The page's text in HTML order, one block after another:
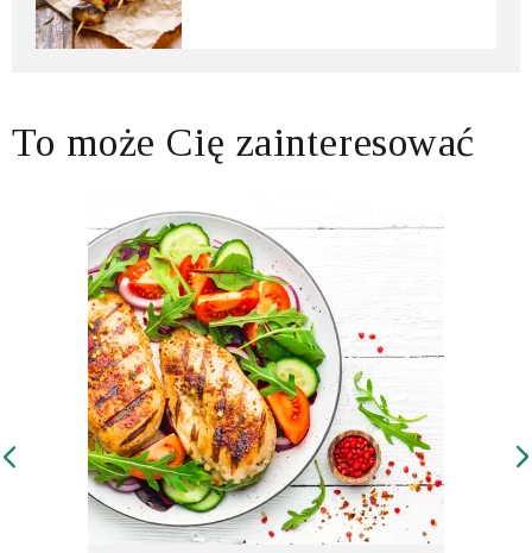
To może Cię zainteresować